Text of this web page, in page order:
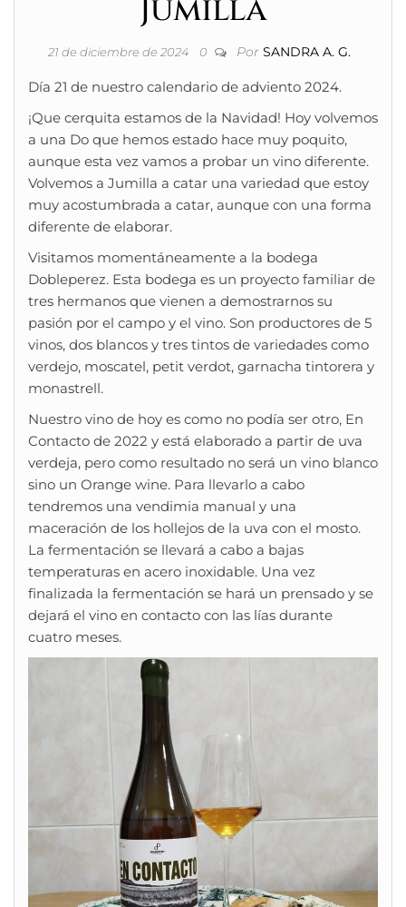
Jumilla
21 de diciembre de 2024 0 Por SANDRA A. G.
Día 21 de nuestro calendario de adviento 2024.
¡Que cerquita estamos de la Navidad! Hoy volvemos
a una Do que hemos estado hace muy poquito,
aunque esta vez vamos a probar un vino diferente.
Volvemos a Jumilla a catar una variedad que estoy
muy acostumbrada a catar, aunque con una forma
diferente de elaborar.
Visitamos momentáneamente a la bodega
Dobleperez. Esta bodega es un proyecto familiar de
tres hermanos que vienen a demostrarnos su
pasión por el campo y el vino. Son productores de 5
vinos, dos blancos y tres tintos de variedades como
verdejo, moscatel, petit verdot, garnacha tintorera y
monastrell.
Nuestro vino de hoy es como no podía ser otro, En
Contacto de 2022 y está elaborado a partir de uva
verdeja, pero como resultado no será un vino blanco
sino un Orange wine. Para llevarlo a cabo
tendremos una vendimia manual y una
maceración de los hollejos de la uva con el mosto.
La fermentación se llevará a cabo a bajas
temperaturas en acero inoxidable. Una vez
finalizada la fermentación se hará un prensado y se
dejará el vino en contacto con las lías durante
cuatro meses.